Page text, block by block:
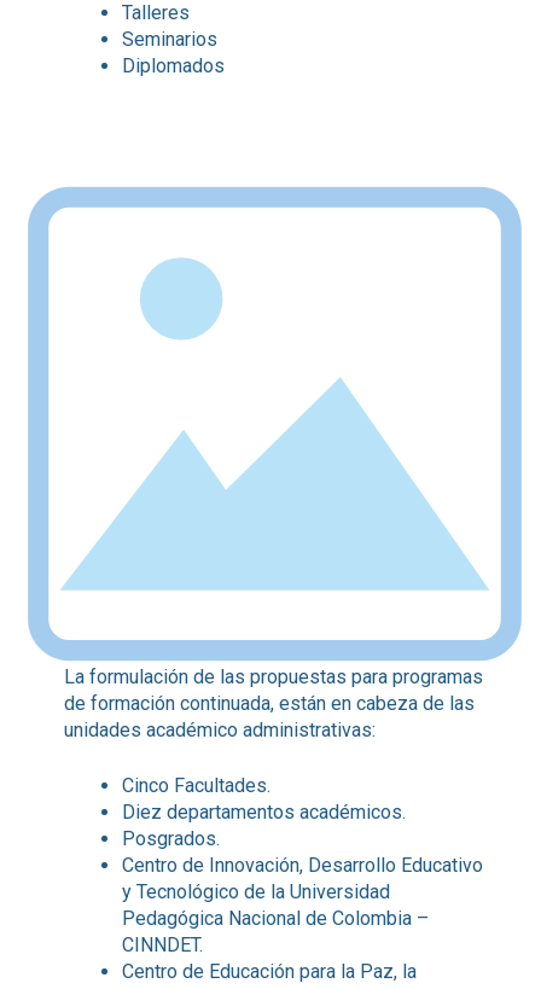
Talleres
Seminarios
Diplomados
La formulación de las propuestas para programas
de formación continuada, están en cabeza de las
unidades académico administrativas:
Cinco Facultades.
Diez departamentos académicos.
Posgrados.
Centro de Innovación, Desarrollo Educativo
y Tecnológico de la Universidad
Pedagógica Nacional de Colombia –
CINNDET.
Centro de Educación para la Paz, la